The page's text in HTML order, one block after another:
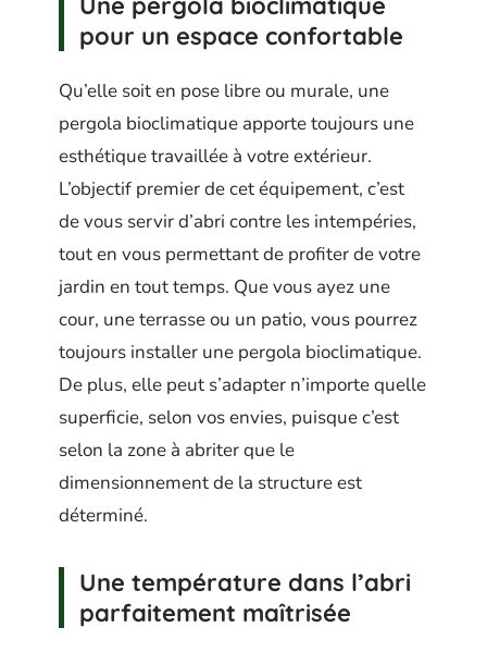
pour un espace confortable
Qu’elle soit en pose libre ou murale, une
pergola bioclimatique apporte toujours une
esthétique travaillée à votre extérieur.
L’objectif premier de cet équipement, c’est
de vous servir d’abri contre les intempéries,
tout en vous permettant de profiter de votre
jardin en tout temps. Que vous ayez une
cour, une terrasse ou un patio, vous pourrez
toujours installer une pergola bioclimatique.
De plus, elle peut s’adapter n’importe quelle
superficie, selon vos envies, puisque c’est
selon la zone à abriter que le
dimensionnement de la structure est
déterminé.
Une température dans l’abri
parfaitement maîtrisée